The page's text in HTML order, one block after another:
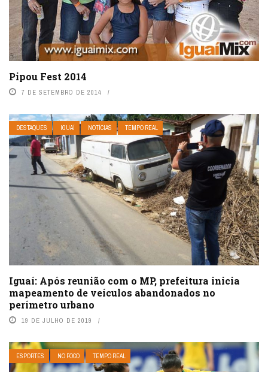
Pipou Fest 2014
7 DE SETEMBRO DE 2014
DESTAQUES IGUAÍ NOTÍCIAS TEMPO REAL
Iguaí: Após reunião com o MP, prefeitura inicia
mapeamento de veículos abandonados no
perímetro urbano
19 DE JULHO DE 2019
ESPORTES NO FOCO TEMPO REAL